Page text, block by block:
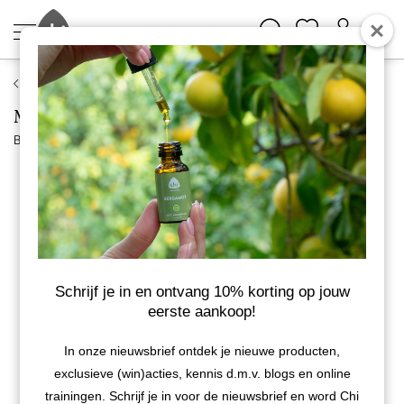
Supplementen
Mannavital PEA Platinum
Bekijk meer van Mannavital
Schrijf je in en ontvang 10% korting op jouw
eerste aankoop!
In onze nieuwsbrief ontdek je nieuwe producten,
exclusieve (win)acties, kennis d.m.v. blogs en online
trainingen. Schrijf je in voor de nieuwsbrief en word Chi